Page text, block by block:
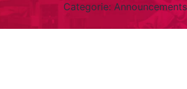
Categorie: Announcements